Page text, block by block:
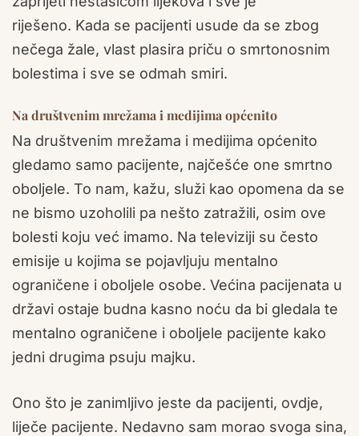
riješeno. Kada se pacijenti usude da se zbog
nečega žale, vlast plasira priču o smrtonosnim
bolestima i sve se odmah smiri.
Na društvenim mrežama i medijima općenito
Na društvenim mrežama i medijima općenito
gledamo samo pacijente, najčešće one smrtno
oboljele. To nam, kažu, služi kao opomena da se
ne bismo uzoholili pa nešto zatražili, osim ove
bolesti koju već imamo. Na televiziji su često
emisije u kojima se pojavljuju mentalno
ograničene i oboljele osobe. Većina pacijenata u
državi ostaje budna kasno noću da bi gledala te
mentalno ograničene i oboljele pacijente kako
jedni drugima psuju majku.
Ono što je zanimljivo jeste da pacijenti, ovdje,
liječe pacijente. Nedavno sam morao svoga sina,